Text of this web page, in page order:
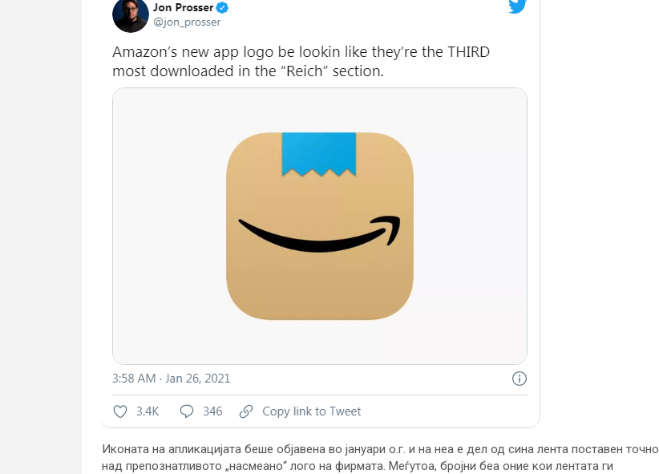
Иконата на апликацијата беше објавена во јануари о.г. и на неа е дел од сина лента поставен точно
над препознатливото „насмеано“ лого на фирмата. Меѓутоа, бројни беа оние кои лентата ги